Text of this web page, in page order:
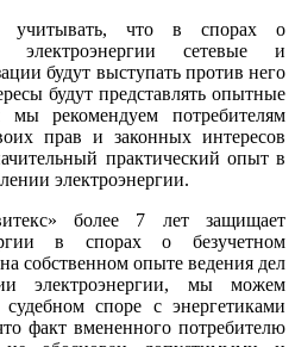
учитывать, что в спорах о
электроэнергии сетевые и
будут выступать против него
будут представлять опытные
рекомендуем потребителям
прав и законных интересов
практический опыт в
электроэнергии.
более 7 лет защищает
в спорах о безучетном
собственном опыте ведения дел
электроэнергии, мы можем
споре с энергетиками
факт вмененного потребителю